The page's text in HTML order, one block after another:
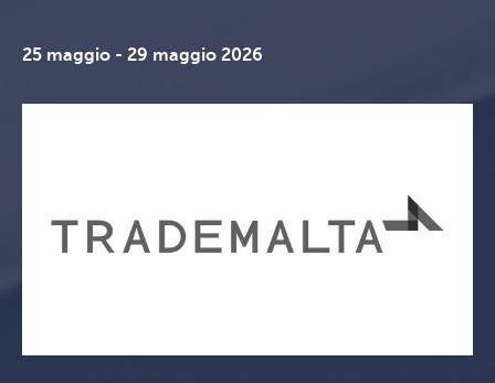
25 maggio - 29 maggio 2026